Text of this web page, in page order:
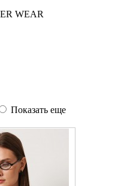
WEAR
Показать еще